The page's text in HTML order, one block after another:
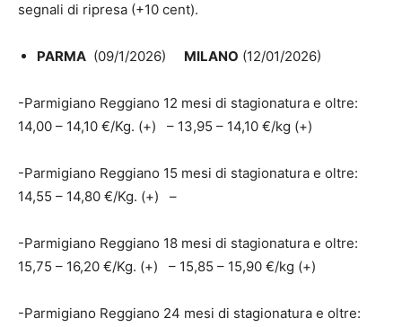
segnali di ripresa (+10 cent).
PARMA (09/1/2026) MILANO (12/01/2026)
-Parmigiano Reggiano 12 mesi di stagionatura e oltre:
14,00 – 14,10 €/Kg. (+) – 13,95 – 14,10 €/kg (+)
-Parmigiano Reggiano 15 mesi di stagionatura e oltre:
14,55 – 14,80 €/Kg. (+) –
-Parmigiano Reggiano 18 mesi di stagionatura e oltre:
15,75 – 16,20 €/Kg. (+) – 15,85 – 15,90 €/kg (+)
-Parmigiano Reggiano 24 mesi di stagionatura e oltre: